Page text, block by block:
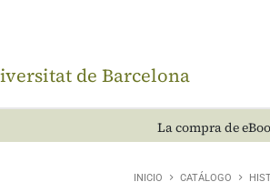
La compra de
INICIO CATÁLOGO